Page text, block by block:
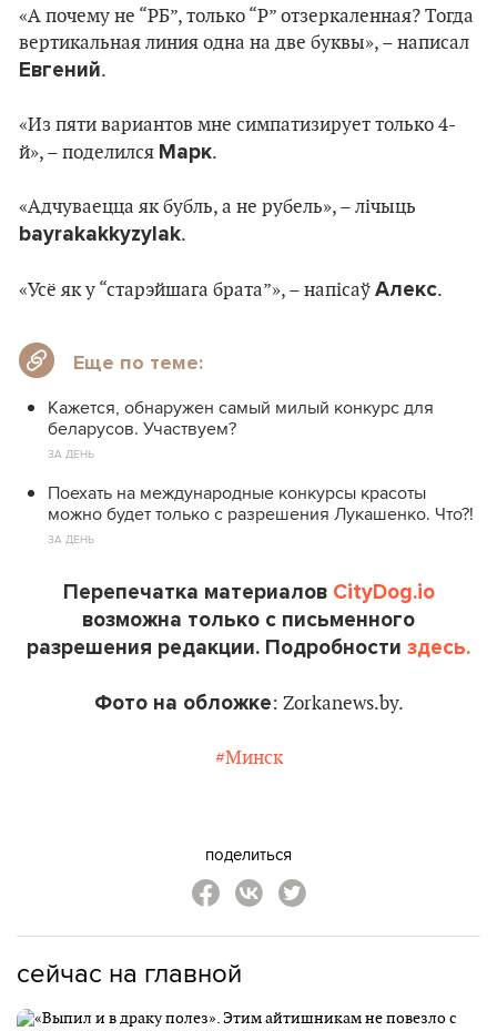
«А почему не “РБ”, только “Р” отзеркаленная? Тогда
вертикальная линия одна на две буквы», – написал
Евгений.
«Из пяти вариантов мне симпатизирует только 4-
й», – поделился Марк.
«Адчуваецца як бубль, а не рубель», – лічыць
bayrakakkyzylak.
«Усё як у “старэйшага брата”», – напісаў Алекс.
Еще по теме:
Кажется, обнаружен самый милый конкурс для
беларусов. Участвуем?
ЗА ДЕНЬ
Поехать на международные конкурсы красоты
можно будет только с разрешения Лукашенко. Что?!
ЗА ДЕНЬ
Перепечатка материалов CityDog.io
возможна только с письменного
разрешения редакции. Подробности здесь.
Фото на обложке: Zorkanews.by.
#Минск
поделиться
сейчас на главной